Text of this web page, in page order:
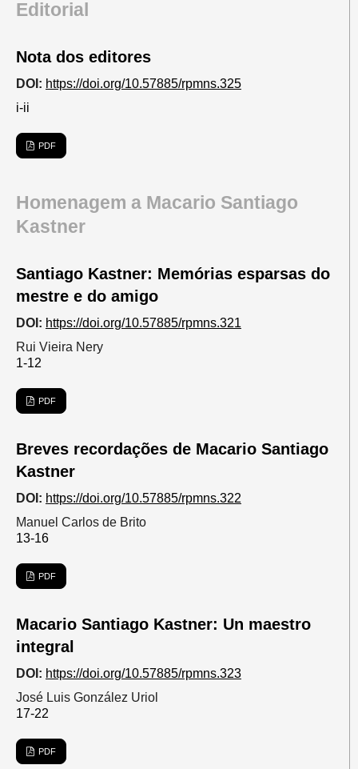
Editorial
Nota dos editores
DOI: https://doi.org/10.57885/rpmns.325
i-ii
PDF
Homenagem a Macario Santiago
Kastner
Santiago Kastner: Memórias esparsas do
mestre e do amigo
DOI: https://doi.org/10.57885/rpmns.321
Rui Vieira Nery
1-12
PDF
Breves recordações de Macario Santiago
Kastner
DOI: https://doi.org/10.57885/rpmns.322
Manuel Carlos de Brito
13-16
PDF
Macario Santiago Kastner: Un maestro
integral
DOI: https://doi.org/10.57885/rpmns.323
José Luis González Uriol
17-22
PDF